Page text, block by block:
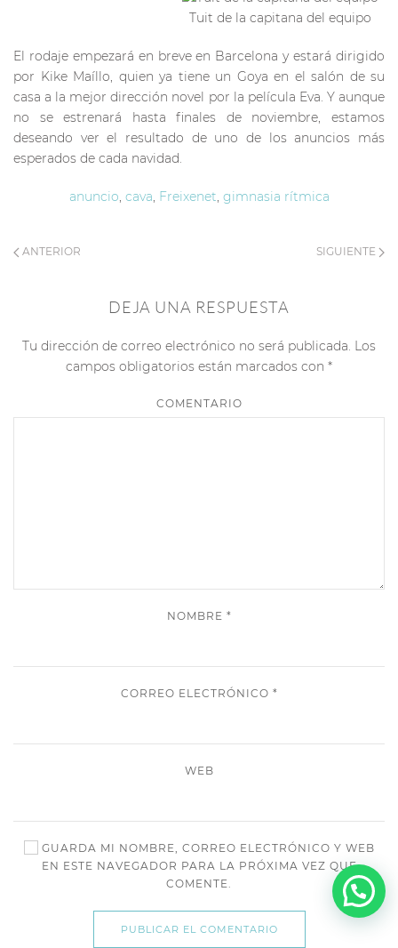
Tuit de la capitana del equipo
El rodaje empezará en breve en Barcelona y estará dirigido
por Kike Maíllo, quien ya tiene un Goya en el salón de su
casa a la mejor dirección novel por la película Eva. Y aunque
no se estrenará hasta finales de noviembre, estamos
deseando ver el resultado de uno de los anuncios más
esperados de cada navidad.
anuncio, cava, Freixenet, gimnasia rítmica
ANTERIOR SIGUIENTE
DEJA UNA RESPUESTA
Tu dirección de correo electrónico no será publicada. Los
campos obligatorios están marcados con *
COMENTARIO
NOMBRE *
CORREO ELECTRÓNICO *
WEB
GUARDA MI NOMBRE, CORREO ELECTRÓNICO Y WEB
EN ESTE NAVEGADOR PARA LA PRÓXIMA VEZ QUE
COMENTE.
PUBLICAR EL COMENTARIO